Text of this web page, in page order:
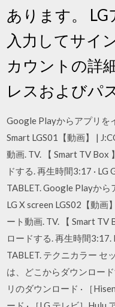
あります。
入力してサイ
カウントの詳
レスおよびパ
Google Playからアプリを
Smart LGS01【動画】 |
動画. TV. 【 Smart TV
ドする. 再生時間3:17 ·
TABLET. Google Playか
LG X screen LGS02【動画
ート動画. TV. 【 Smart
ロードする. 再生時間3:17.
TABLET. テクニカラー セ
は、どこからダウンロー
リのダウンロード · ［